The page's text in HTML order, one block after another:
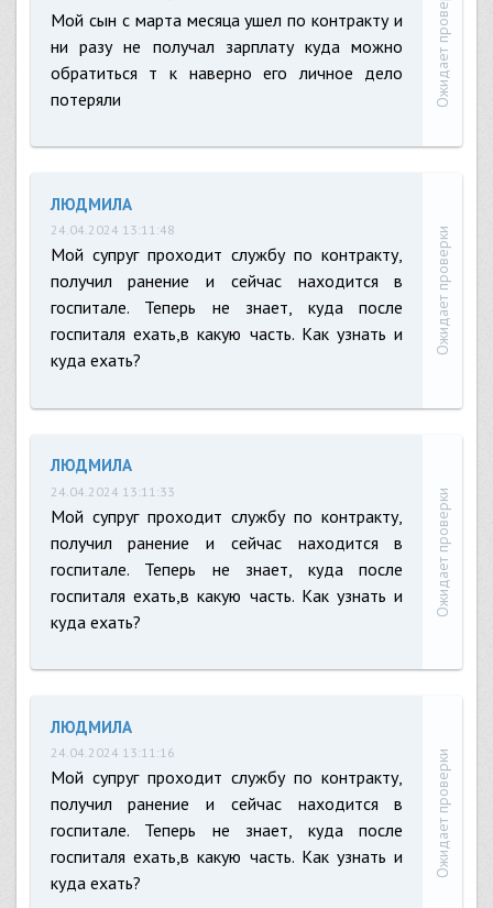
Мой сын с марта месяца ушел по контракту и
ни разу не получал зарплату куда можно
обратиться т к наверно его личное дело
потеряли
Ожидает проверки
ЛЮДМИЛА
24.04.2024 13:11:48
Мой супруг проходит службу по контракту,
получил ранение и сейчас находится в
госпитале. Теперь не знает, куда после
госпиталя ехать,в какую часть. Как узнать и
куда ехать?
Ожидает проверки
ЛЮДМИЛА
24.04.2024 13:11:33
Мой супруг проходит службу по контракту,
получил ранение и сейчас находится в
госпитале. Теперь не знает, куда после
госпиталя ехать,в какую часть. Как узнать и
куда ехать?
Ожидает проверки
ЛЮДМИЛА
24.04.2024 13:11:16
Мой супруг проходит службу по контракту,
получил ранение и сейчас находится в
госпитале. Теперь не знает, куда после
госпиталя ехать,в какую часть. Как узнать и
куда ехать?
Ожидает проверки